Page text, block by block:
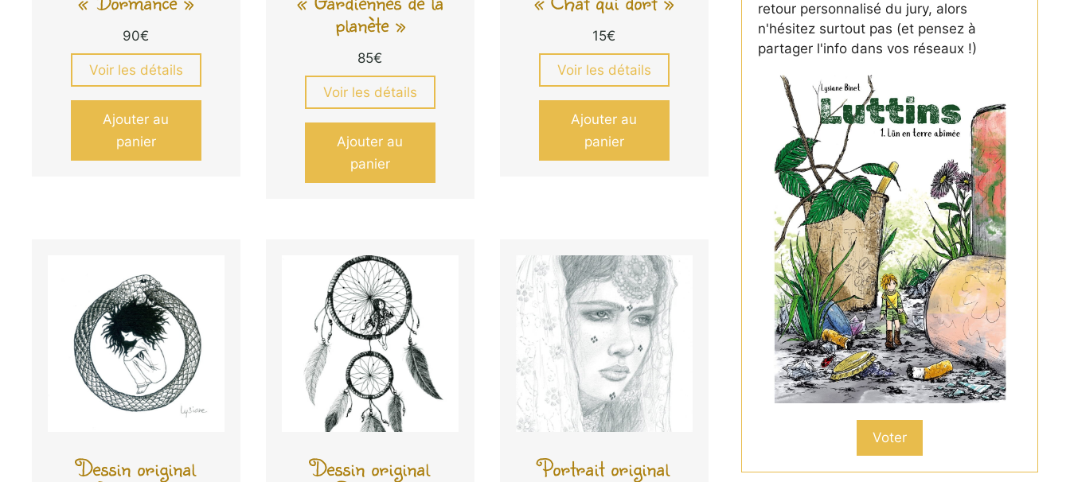
90€
Voir les détails
Ajouter au
panier
planète »
85€
Voir les détails
Ajouter au
panier
15€
Voir les détails
Ajouter au
panier
Dessin original Dessin original Portrait original
retour personnalisé du jury, alors
n'hésitez surtout pas (et pensez à
partager l'info dans vos réseaux !)
Voter